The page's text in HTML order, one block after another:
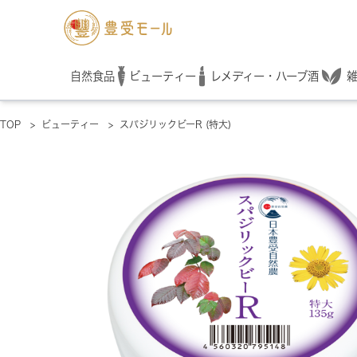
自然食品 ビューティー レメディー・ハーブ酒
TOP > ビューティー > スパジリックビーR (特大)